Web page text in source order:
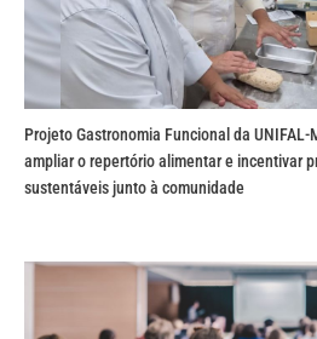
Projeto Gastronomia Funcional da
ampliar o repertório alimentar e incentivar
sustentáveis junto à comunidade